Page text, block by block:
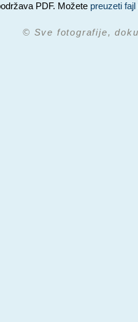
PDF. Možete preuzeti fajl
© Sve fotografije,